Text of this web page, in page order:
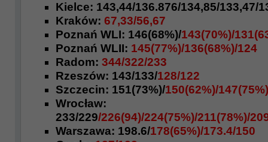
Kielce: 143,44/136.876/134,85/133,47/
Kraków: 67,33/56,67
Poznań WLI: 146(68%)/143(70%)/
Poznań WLII: 145(77%)/136(68%)/124
Radom: 344/322/233
Rzeszów: 143/133/128/122
Szczecin: 151(73%)/150(62%)/147(75%)
Wrocław:
233/229/226(94)/224(75%)/211(78%)/
Warszawa: 198.6/178(65%)/173.4/150